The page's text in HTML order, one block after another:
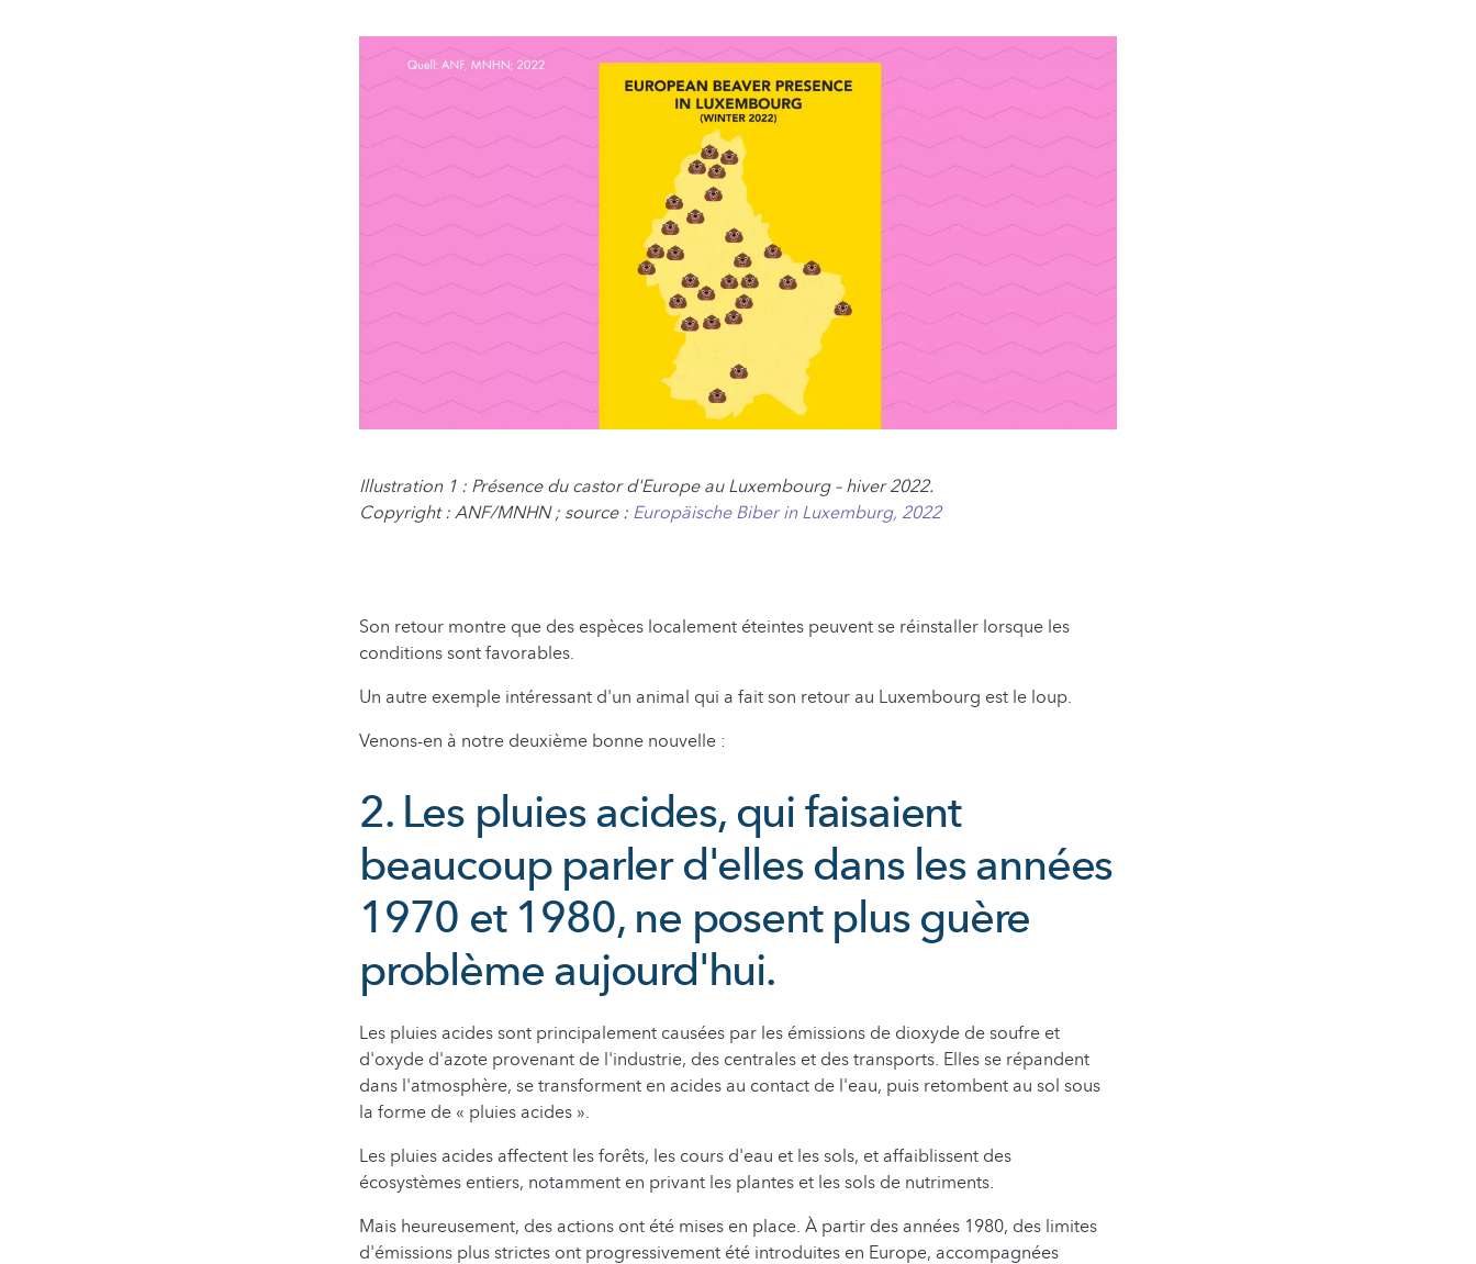
Illustration 1 : Présence du castor d'Europe au Luxembourg – hiver 2022.
Copyright : ANF/MNHN ; source : Europäische Biber in Luxemburg, 2022
Son retour montre que des espèces localement éteintes peuvent se réinstaller lorsque les
conditions sont favorables.
Un autre exemple intéressant d'un animal qui a fait son retour au Luxembourg est le loup.
Venons-en à notre deuxième bonne nouvelle :
2. Les pluies acides, qui faisaient
beaucoup parler d'elles dans les années
1970 et 1980, ne posent plus guère
problème aujourd'hui.
Les pluies acides sont principalement causées par les émissions de dioxyde de soufre et
d'oxyde d'azote provenant de l'industrie, des centrales et des transports. Elles se répandent
dans l'atmosphère, se transforment en acides au contact de l'eau, puis retombent au sol sous
la forme de « pluies acides ».
Les pluies acides affectent les forêts, les cours d'eau et les sols, et affaiblissent des
écosystèmes entiers, notamment en privant les plantes et les sols de nutriments.
Mais heureusement, des actions ont été mises en place. À partir des années 1980, des limites
d'émissions plus strictes ont progressivement été introduites en Europe, accompagnées